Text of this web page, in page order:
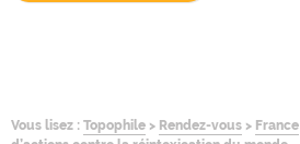
Vous lisez : Topophile > Rendez-vous > France